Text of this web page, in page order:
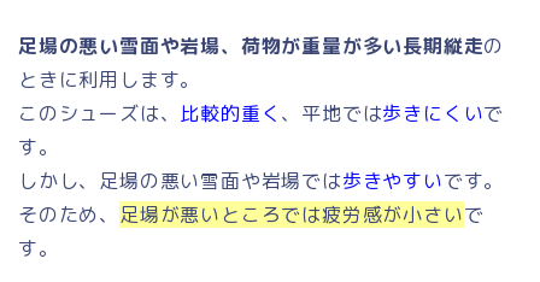
足場の悪い雪面や岩場、荷物が重量が多い長期縦走の
ときに利用します。
このシューズは、 比較的重く 、平地では歩きにくいで
す。
しかし、足場の悪い雪面や岩場では歩きやすいです。
そのため、 足場が悪いところでは疲労感が小さいで
す。